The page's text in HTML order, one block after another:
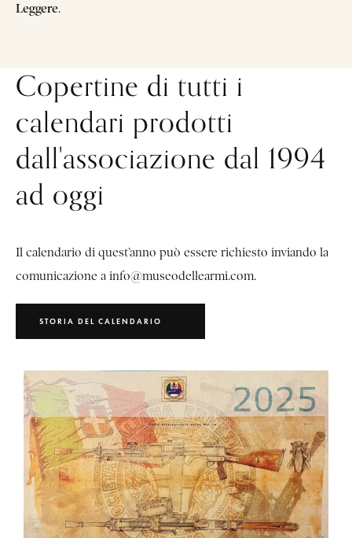
Leggere.
Copertine di tutti i
calendari prodotti
dall'associazione dal 1994
ad oggi
Il calendario di quest’anno può essere richiesto inviando la
comunicazione a info@museodellearmi.com.
STORIA DEL CALENDARIO